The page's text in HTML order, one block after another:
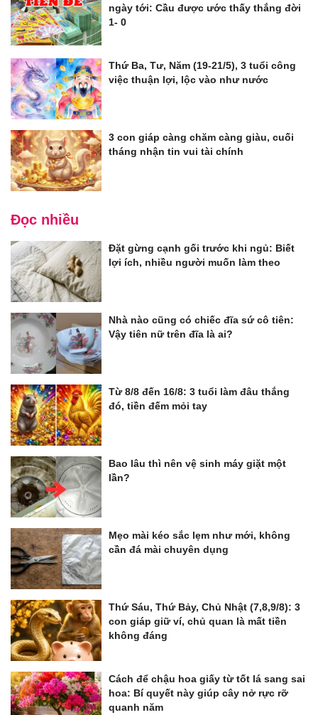
ngày tới: Cầu được ước thấy thắng đời
1- 0
Thứ Ba, Tư, Năm (19-21/5), 3 tuổi công
việc thuận lợi, lộc vào như nước
3 con giáp càng chăm càng giàu, cuối
tháng nhận tin vui tài chính
Đọc nhiều
Đặt gừng cạnh gối trước khi ngủ: Biết
lợi ích, nhiều người muốn làm theo
Nhà nào cũng có chiếc đĩa sứ cô tiên:
Vậy tiên nữ trên đĩa là ai?
Từ 8/8 đến 16/8: 3 tuổi làm đâu thắng
đó, tiền đếm mỏi tay
Bao lâu thì nên vệ sinh máy giặt một
lần?
Mẹo mài kéo sắc lẹm như mới, không
cần đá mài chuyên dụng
Thứ Sáu, Thứ Bảy, Chủ Nhật (7,8,9/8): 3
con giáp giữ ví, chủ quan là mất tiền
không đáng
Cách để chậu hoa giấy từ tốt lá sang sai
hoa: Bí quyết này giúp cây nở rực rỡ
quanh năm